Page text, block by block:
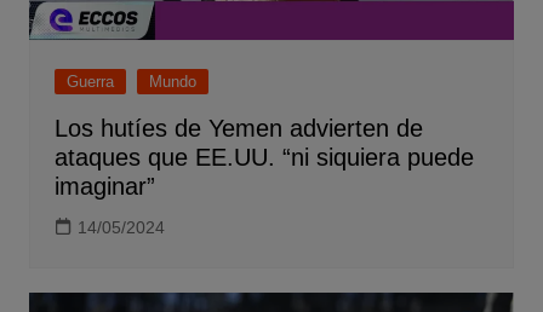
Guerra Mundo
Los hutíes de Yemen advierten de
ataques que EE.UU. “ni siquiera puede
imaginar”
14/05/2024